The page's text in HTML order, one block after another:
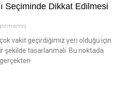
Seçiminde Dikkat Edilmesi
vakit geçirdiğimiz yeri olduğu için
şekilde tasarlanmalı. Bu noktada